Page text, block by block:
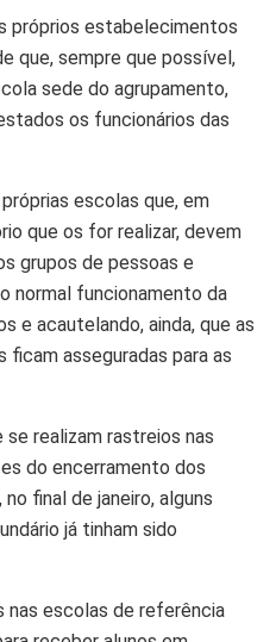
próprios estabelecimentos
que, sempre que possível,
sede do agrupamento,
os funcionários das
escolas que, em
que os for realizar, devem
grupos de pessoas e
normal funcionamento da
e acautelando, ainda, que as
asseguradas para as
se realizam rastreios nas
do encerramento dos
final de janeiro, alguns
já tinham sido
nas escolas de referência